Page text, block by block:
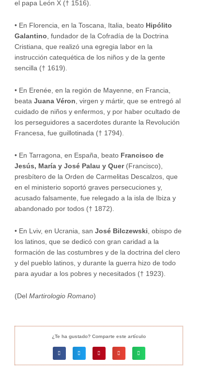
el papa León X († 1516).
• En Florencia, en la Toscana, Italia, beato Hipólito
Galantino, fundador de la Cofradía de la Doctrina
Cristiana, que realizó una egregia labor en la
instrucción catequética de los niños y de la gente
sencilla († 1619).
• En Erenée, en la región de Mayenne, en Francia,
beata Juana Véron, virgen y mártir, que se entregó al
cuidado de niños y enfermos, y por haber ocultado de
los perseguidores a sacerdotes durante la Revolución
Francesa, fue guillotinada († 1794).
• En Tarragona, en España, beato Francisco de
Jesús, María y José Palau y Quer(Francisco),
presbítero de la Orden de Carmelitas Descalzos, que
en el ministerio soportó graves persecuciones y,
acusado falsamente, fue relegado a la isla de Ibiza y
abandonado por todos († 1872).
• En Lviv, en Ucrania, san José Bilczewski, obispo de
los latinos, que se dedicó con gran caridad a la
formación de las costumbres y de la doctrina del clero
y del pueblo latinos, y durante la guerra hizo de todo
para ayudar a los pobres y necesitados († 1923).
(Del Martirologio Romano)
¿Te ha gustado? Comparte este artículo